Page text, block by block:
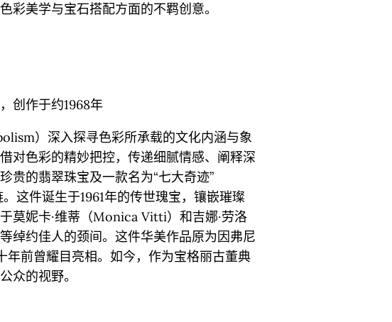
彩美学与宝石搭配方面的不羁创意。
创作于约1968年
）深入探寻色彩所承载的文化内涵与象
对色彩的精妙把控，传递细腻情感、阐释深
贵的翡翠珠宝及一款名为“七大奇迹”
这件诞生于1961年的传世瑰宝，镶嵌璀璨
莫妮卡·维蒂（Monica Vitti）和吉娜·劳洛
绰约佳人的颈间。这件华美作品原为因弗尼
前曾耀目亮相。如今，作为宝格丽古董典
众的视野。